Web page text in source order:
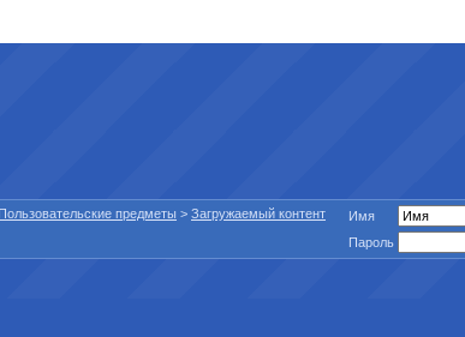
Пользовательские предметы > Загружаемый контент
Имя
Пароль